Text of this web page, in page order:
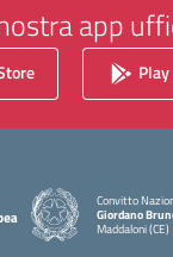
app
Convitto
Giordano
Maddaloni (CE)